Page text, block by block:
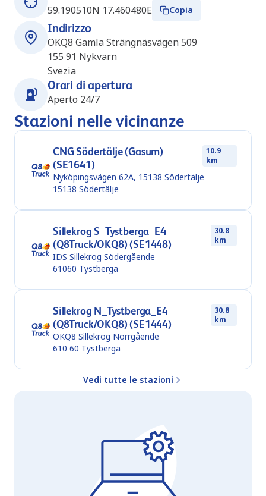
59.190510N 17.460480E
Copia
Indirizzo
OKQ8 Gamla Strängnäsvägen 509
155 91 Nykvarn
Svezia
Orari di apertura
Aperto 24/7
Stazioni nelle vicinanze
CNG Södertälje (Gasum)
(SE1641)
10.9
km
Nyköpingsvägen 62A, 15138 Södertälje
15138 Södertälje
Sillekrog S_Tystberga_E4
(Q8Truck/OKQ8) (SE1448)
30.8
km
IDS Sillekrog Södergående
61060 Tystberga
Sillekrog N_Tystberga_E4
(Q8Truck/OKQ8) (SE1444)
30.8
km
OKQ8 Sillekrog Norrgående
610 60 Tystberga
Vedi tutte le stazioni